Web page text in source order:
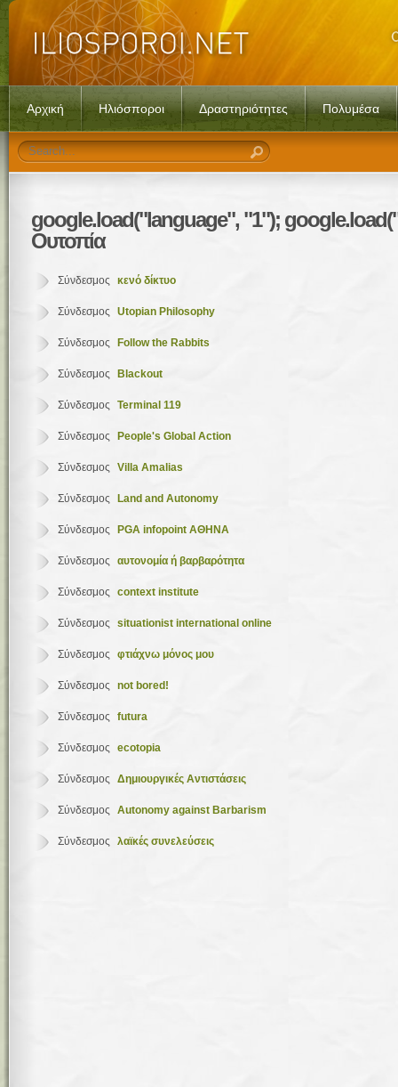
Αρχική Ηλιόσποροι Δραστηριότητες Πολυμέσα
google.load("language", "1");
Ουτοπία
Σύνδεσμος κενό δίκτυο
Σύνδεσμος Utopian Philosophy
Σύνδεσμος Follow the Rabbits
Σύνδεσμος Blackout
Σύνδεσμος Terminal 119
Σύνδεσμος People's Global Action
Σύνδεσμος Villa Amalias
Σύνδεσμος Land and Autonomy
Σύνδεσμος PGA infopoint ΑΘΗΝΑ
Σύνδεσμος αυτονομία ή βαρβαρότητα
Σύνδεσμος context institute
Σύνδεσμος situationist international online
Σύνδεσμος φτιάχνω μόνος μου
Σύνδεσμος not bored!
Σύνδεσμος futura
Σύνδεσμος ecotopia
Σύνδεσμος Δημιουργικές Αντιστάσεις
Σύνδεσμος Autonomy against Barbarism
Σύνδεσμος λαϊκές συνελεύσεις